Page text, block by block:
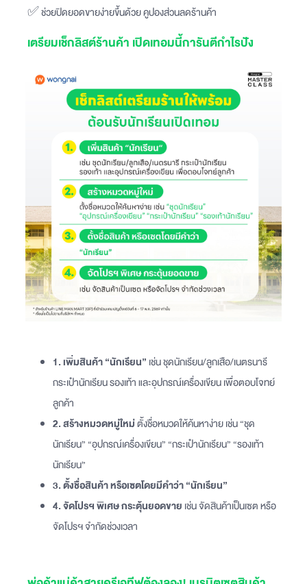
✅ ช่วยปิดยอดขายง่ายขึ้นด้วย คูปองส่วนลดร้านค้า
เตรียมเช็กลิสต์ร้านค้า เปิดเทอมนี้การันตีกำไรปัง
1. เพิ่มสินค้า “นักเรียน” เช่น ชุดนักเรียน/ลูกเสือ/เนตรนารี
กระเป๋านักเรียน รองเท้า และอุปกรณ์เครื่องเขียน เพื่อตอบโจทย์
ลูกค้า
2. สร้างหมวดหมู่ใหม่ตั้งชื่อหมวดให้ค้นหาง่าย เช่น “ชุด
นักเรียน” “อุปกรณ์เครื่องเขียน” “กระเป๋านักเรียน” “รองเท้า
นักเรียน”
3. ตั้งชื่อสินค้า หรือเซตโดยมีคำว่า “นักเรียน”
4. จัดโปรฯ พิเศษ กระตุ้นยอดขาย เช่น จัดสินค้าเป็นเซต หรือ
จัดโปรฯ จำกัดช่วงเวลา